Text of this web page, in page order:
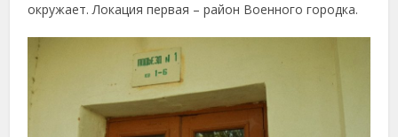
окружает. Локация первая – район Военного городка.